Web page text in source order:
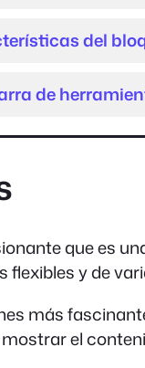
del
de
que es
flexibles y de
más
el